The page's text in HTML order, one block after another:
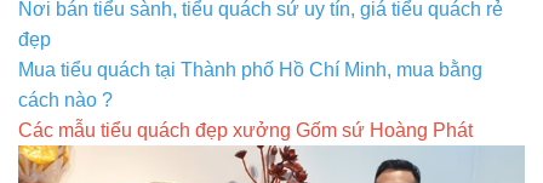
Nơi bán tiểu sành, tiểu quách sứ uy tín, giá tiểu quách rẻ
đẹp
Mua tiểu quách tại Thành phố Hồ Chí Minh, mua bằng
cách nào ?
Các mẫu tiểu quách đẹp xưởng Gốm sứ Hoàng Phát